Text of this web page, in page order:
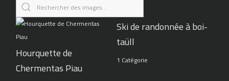
Hourquette de
Chermentas Piau
Ski de randonnée à boi-
taüll
1 Catégorie